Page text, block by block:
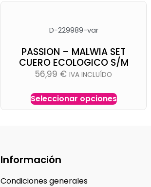
D-229989-var
PASSION – MALWIA SET
CUERO ECOLOGICO S/M
56,99 € IVA INCLUÍDO
Seleccionar opciones
Información
Condiciones generales